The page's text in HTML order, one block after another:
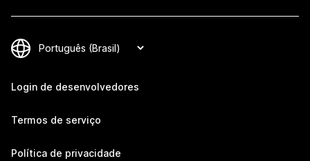
Login de desenvolvedores
Termos de serviço
Política de privacidade